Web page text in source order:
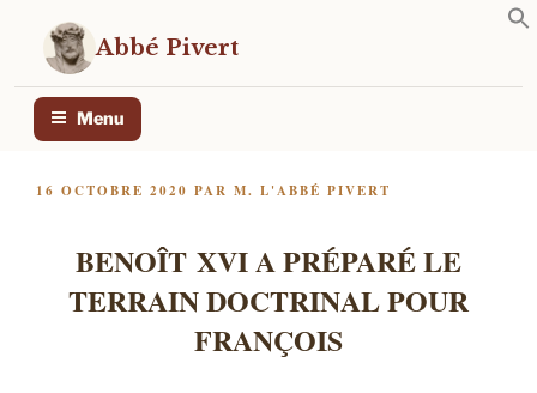
contenu
principal
Abbé Pivert
Menu
PUBLIÉ
16 OCTOBRE 2020 PAR M. L'ABBÉ PIVERT
BENOÎT XVI A PRÉPARÉ LE
TERRAIN DOCTRINAL POUR
FRANÇOIS